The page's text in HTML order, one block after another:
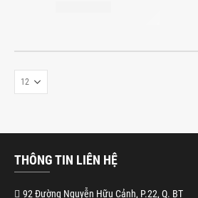
THÔNG TIN LIÊN HỆ
92 Đường Nguyễn Hữu Cảnh, P.22, Q. BT